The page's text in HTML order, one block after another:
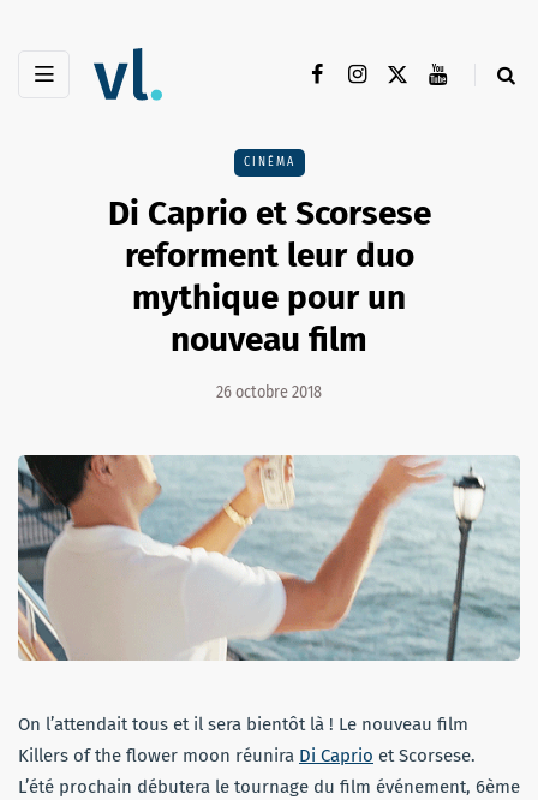
CINÉMA
Di Caprio et Scorsese
reforment leur duo
mythique pour un
nouveau film
26 octobre 2018
On l’attendait tous et il sera bientôt là ! Le nouveau film
Killers of the flower moon réunira Di Caprio et Scorsese.
L’été prochain débutera le tournage du film événement, 6ème